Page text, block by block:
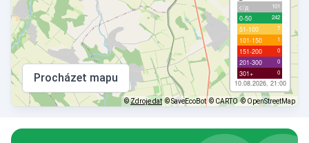
с/д 101
0-50 242
51-100 7
101-150 1
151-200 0
201-300 0
301+ 0
10.08.2026, 21:00
Procházet mapu
©Zdroje dat © SaveEcoBot © CARTO © OpenStreetMap